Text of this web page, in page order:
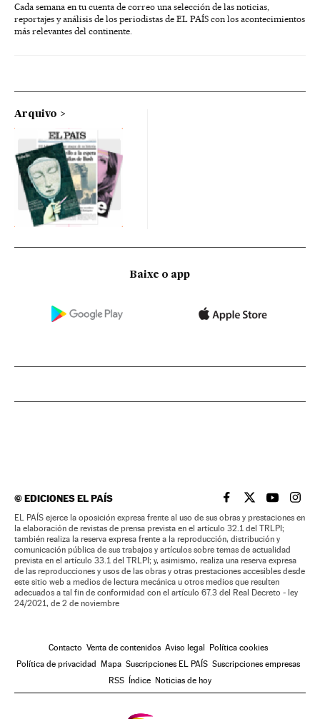
Cada semana en tu cuenta de correo una selección de las noticias,
reportajes y análisis de los periodistas de EL PAÍS con los acontecimientos
más relevantes del continente.
Arquivo
Baixe o app
©EDICIONES EL PAÍS EL PAÍS BRASIL EN
EL PAÍSEL PAÍS
EL
EL PAÍS ejerce la oposición expresa frente al uso de sus obras y prestaciones en
la elaboración de revistas de prensa prevista en el artículo 32.1 del TRLPI;
también realiza la reserva expresa frente a la reproducción, distribución y
comunicación pública de sus trabajos y artículos sobre temas de actualidad
prevista en el artículo 33.1 del TRLPI; y, asimismo, realiza una reserva expresa
de las reproducciones y usos de las obras y otras prestaciones accesibles desde
este sitio web a medios de lectura mecánica u otros medios que resulten
adecuados a tal fin de conformidad con el artículo 67.3 del Real Decreto - ley
24/2021, de 2 de noviembre
Contacto Venta de contenidos Aviso legal
Política cookies
Política de privacidad
Mapa Suscripciones EL PAÍS Suscripciones empresas
RSS
Índice Noticias de hoy